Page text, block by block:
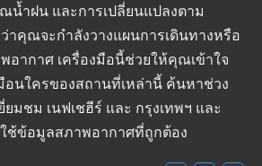
ำฝน และการเปลี่ยนแปลงตาม
าคุณจะกำลังวางแผนการเดินทางหรือ
อากาศ เครื่องมือนี้ช่วยให้คุณเข้าใจ
นใครของสถานที่เหล่านี้ ค้นหาช่วง
ยมชม เนฟเชฮีร์ และ กรุงเทพฯ และ
ช้ข้อมูลสภาพอากาศที่ถูกต้อง